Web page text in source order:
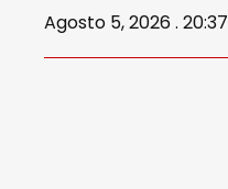
Agosto 5, 2026 . 20:37